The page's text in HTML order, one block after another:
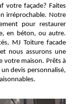
votre façade? Faites
irréprochable. Notre
pour restaurer
en béton, ou autre.
MJ Toiture facade
nous assurons une
votre maison. Prêts à
devis personnalisé,